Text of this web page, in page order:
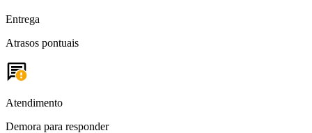
Entrega
Atrasos pontuais
Atendimento
Demora para responder